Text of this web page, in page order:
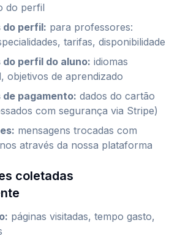
do perfil
do perfil: para professores:
tarifas, disponibilidade
perfil do aluno: idiomas
objetivos de aprendizado
pagamento: dados do cartão
com segurança via Stripe)
: mensagens trocadas com
através da nossa plataforma
coletadas
: páginas visitadas, tempo gasto,